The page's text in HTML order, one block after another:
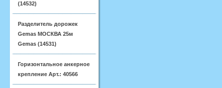
(14532)
Разделитель дорожек
Gemas МОСКВА 25м
Gemas (14531)
Горизонтальное анкерное
крепление Арт.: 40566